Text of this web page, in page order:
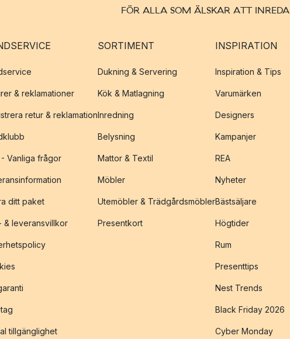
FÖR ALLA SOM ÄLSKAR ATT INREDA
& reklamationer
retur & reklamation
- Vanliga frågor
ditt paket
& leveransvillkor
tillgänglighet
SORTIMENT
Dukning & Servering
Kök & Matlagning
Inredning
Belysning
Mattor & Textil
Möbler
Utemöbler & Trädgårdsmöbler
Presentkort
INSPIRATION
Inspiration & Tips
Varumärken
Designers
Kampanjer
REA
Nyheter
Bästsäljare
Högtider
Rum
Presenttips
Nest Trends
Black Friday 2026
Cyber Monday